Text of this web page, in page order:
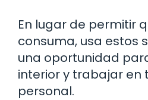
En lugar de permitir
consuma, usa estos
una oportunidad
interior y trabajar en
personal.